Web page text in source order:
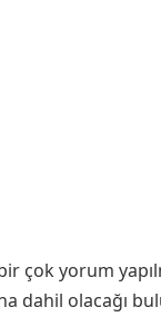
çok yorum
dahil olacağı